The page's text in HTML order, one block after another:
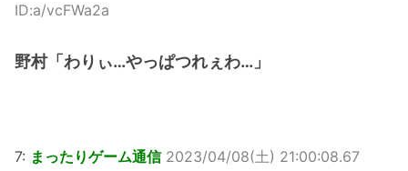
ID:a/vcFWa2a
野村「わりぃ…やっぱつれぇわ…」
7: まったりゲーム通信 2023/04/08(土) 21:00:08.67